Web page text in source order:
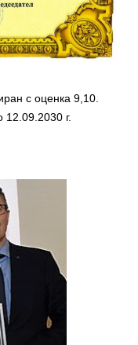
с оценка 9,10.
12.09.2030 г.